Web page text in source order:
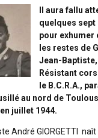
Il aura fallu
quelques sept
pour exhumer
les restes de
Jean-
Résistant
le B.C.R.A.,
au nord de
juillet 1944.
André GIORGETTI